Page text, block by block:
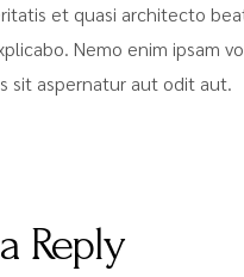
et quasi architecto
Nemo enim ipsam
sit aspernatur aut odit aut.
Reply